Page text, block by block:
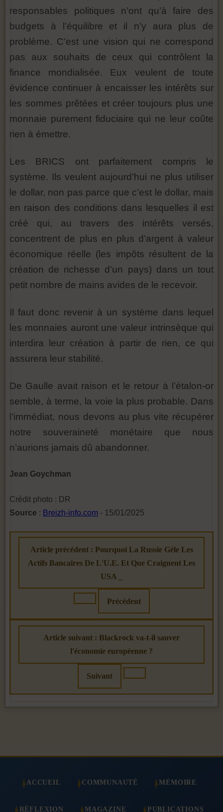
responsables politiques n’ont qu’à faire des
budgets à l’équilibre et il n’y aura plus de
problème. C’est une vision qui ne correspond
pas aux souhaits de ceux qui contrôlent la
finance mondialisée. Eux veulent de toute
évidence continuer à encaisser les intérêts sur
les sommes prêtées et créer toujours plus une
monnaie purement fiduciaire qui ne leur coûte
rien à émettre.
Les BRICS ont parfaitement compris le
système. Ils veulent aujourd’hui ne plus utiliser
le dollar, non pas parce que c’est le dollar, mais
en raison des conditions dans lesquelles il est
créé qui, au travers des intérêts versés,
concentrent de plus en plus d’argent à valeur
économique réelle (les impôts résultent de la
création de richesse d’un pays) dans un tout
petit nombre de mains avides de le recevoir.
Il faut donc revenir à un système dans lequel
les monnaies auront une valeur intrinsèque qui
interdira leur création à partir de rien, ce qui
assurera leur stabilité.
De Gaulle avait raison et le retour à l’étalon-or
semble, à terme, la voie la plus probable. Dans
l’immédiat, nous devons au plus vite récupérer
notre souveraineté monétaire que nous
n’aurions jamais dû abandonner.
Jean Goychman
Crédit photo : DR
Source : Breizh-info.com - 15/01/2025
Article précédent : Pourquoi La Russie Gèle Les
Actifs Bancaires De L'U.E. Et Que Craignent Les
USA _
Précédent
Article suivant : Blackrock va-t-il sauver
l'économie européenne ?
Suivant
ACCUEIL COMMUNAUTÉ MÉMOIRE
RÉFLEXION MAGAZINE PUBLICATIONS